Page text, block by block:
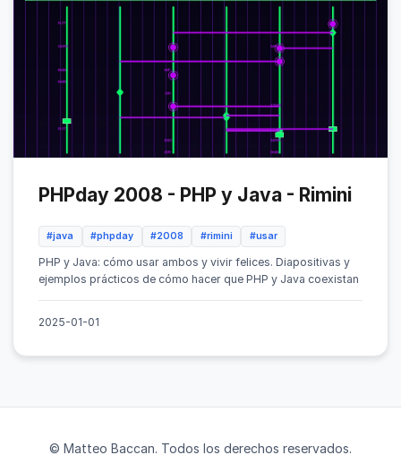
PHPday 2008 - PHP y Java - Rimini
#java #phpday #2008 #rimini #usar
PHP y Java: cómo usar ambos y vivir felices. Diapositivas y
ejemplos prácticos de cómo hacer que PHP y Java coexistan
2025-01-01
© Matteo Baccan. Todos los derechos reservados.